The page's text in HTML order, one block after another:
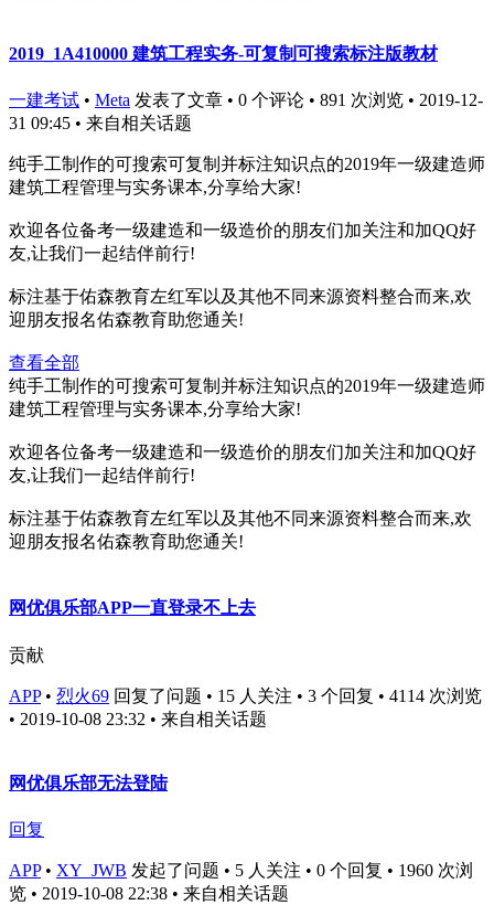
2019_1A410000 建筑工程实务-可复制可搜索标注版教材
一建考试 • Meta 发表了文章 • 0 个评论 • 891 次浏览 • 2019-12-
31 09:45 • 来自相关话题
纯手工制作的可搜索可复制并标注知识点的2019年一级建造师
建筑工程管理与实务课本,分享给大家!
欢迎各位备考一级建造和一级造价的朋友们加关注和加QQ好
友,让我们一起结伴前行!
标注基于佑森教育左红军以及其他不同来源资料整合而来,欢
迎朋友报名佑森教育助您通关!
查看全部
纯手工制作的可搜索可复制并标注知识点的2019年一级建造师
建筑工程管理与实务课本,分享给大家!
欢迎各位备考一级建造和一级造价的朋友们加关注和加QQ好
友,让我们一起结伴前行!
标注基于佑森教育左红军以及其他不同来源资料整合而来,欢
迎朋友报名佑森教育助您通关!
网优俱乐部APP一直登录不上去
贡献
APP• 烈火69 回复了问题 • 15 人关注 • 3 个回复 • 4114 次浏览
• 2019-10-08 23:32 • 来自相关话题
网优俱乐部无法登陆
回复
APP• XY_JWB 发起了问题 • 5 人关注 • 0 个回复 • 1960 次浏
览 • 2019-10-08 22:38 • 来自相关话题